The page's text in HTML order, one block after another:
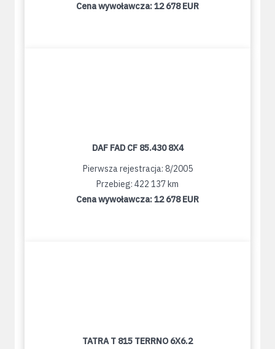
Cena wywoławcza:12 678 EUR
DAF FAD CF 85.430 8X4
Pierwsza rejestracja: 8/2005
Przebieg: 422 137 km
Cena wywoławcza:12 678 EUR
TATRA T 815 TERRNO 6X6.2